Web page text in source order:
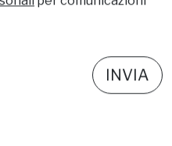
per comunicazioni